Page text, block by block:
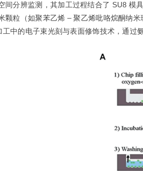
间分辨监测，其加工过程结合了 SU8 模
颗粒（如聚苯乙烯 – 聚乙烯吡咯烷酮纳
中的电子束光刻与表面修饰技术，通过